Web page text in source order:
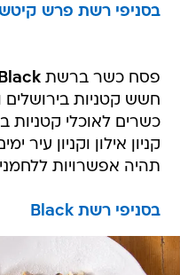
בסניפי רשת פרש
פסח כשר ברשת
חשש קטניות בירושלים
כשרים לאוכלי קטניות
קניון אילון וקניון עיר
תהיה אפשרויות
בסניפי רשת Black